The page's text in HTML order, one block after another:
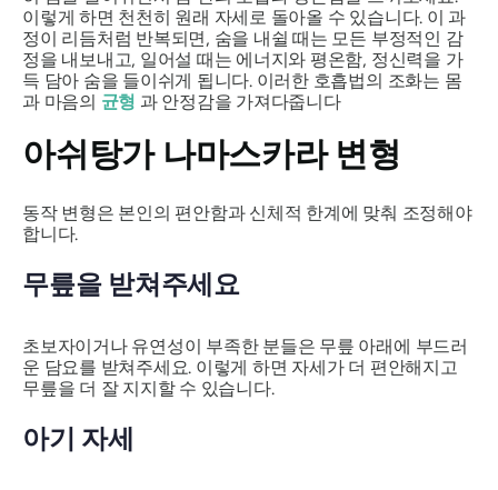
이렇게 하면 천천히 원래 자세로 돌아올 수 있습니다. 이 과
정이 리듬처럼 반복되면, 숨을 내쉴 때는 모든 부정적인 감
정을 내보내고, 일어설 때는 에너지와 평온함, 정신력을 가
득 담아 숨을 들이쉬게 됩니다. 이러한 호흡법의 조화는 몸
과 마음의 균형 과 안정감을 가져다줍니다
아쉬탕가 나마스카라변형
동작 변형은 본인의 편안함과 신체적 한계에 맞춰 조정해야
합니다.
무릎을 받쳐주세요
초보자이거나 유연성이 부족한 분들은 무릎 아래에 부드러
운 담요를 받쳐주세요. 이렇게 하면 자세가 더 편안해지고
무릎을 더 잘 지지할 수 있습니다.
아기 자세